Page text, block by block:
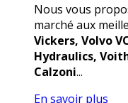
Nous vous
marché aux
Vickers, Volvo
Hydraulics,
Calzoni...
En savoir plus